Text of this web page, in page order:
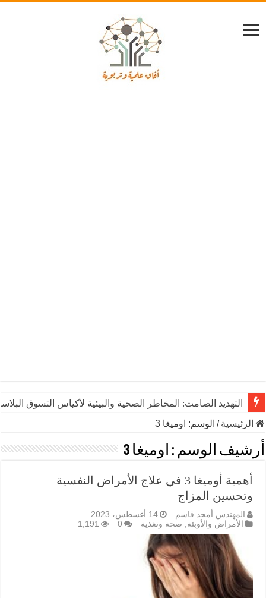
التهديد الصامت: المخاطر الصحية والبيئية لأكياس التسوق
الرئيسية/ الوسم: اوميغا 3
أرشيف الوسم : اوميغا 3
أهمية أوميغا 3 في علاج الأمراض النفسية
وتحسين المزاج
المهندس أمجد قاسم
14 أغسطس، 2023
الأمراض والأوبئة, صحة وتغذية 0
1,191